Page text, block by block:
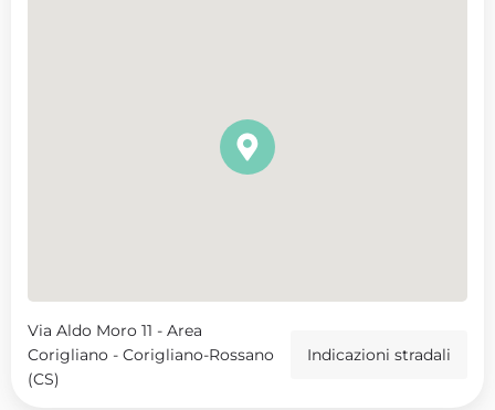
Via Aldo Moro 11 - Area
Corigliano - Corigliano-Rossano
(CS)
Indicazioni stradali